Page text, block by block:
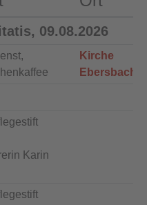
09.08.2026
Kirche
Ebersbach
Karin